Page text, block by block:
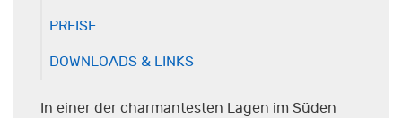
PREISE
DOWNLOADS & LINKS
In einer der charmantesten Lagen im Süden